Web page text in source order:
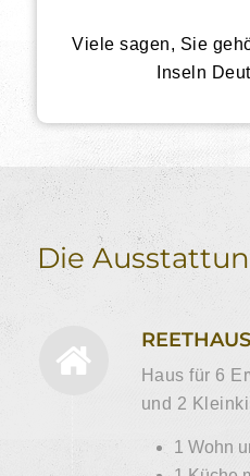
Viele sagen, Sie
Inseln
Die
Haus für 6
und 2
1 Wohn